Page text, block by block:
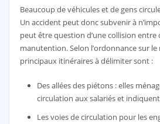
Beaucoup de véhicules et de gens
Un accident peut donc subvenir à
peut être question d’une collision entre
manutention. Selon l’ordonnance sur
principaux itinéraires à délimiter sont :
Des allées des piétons : elles
circulation aux salariés et
Les voies de circulation pour les